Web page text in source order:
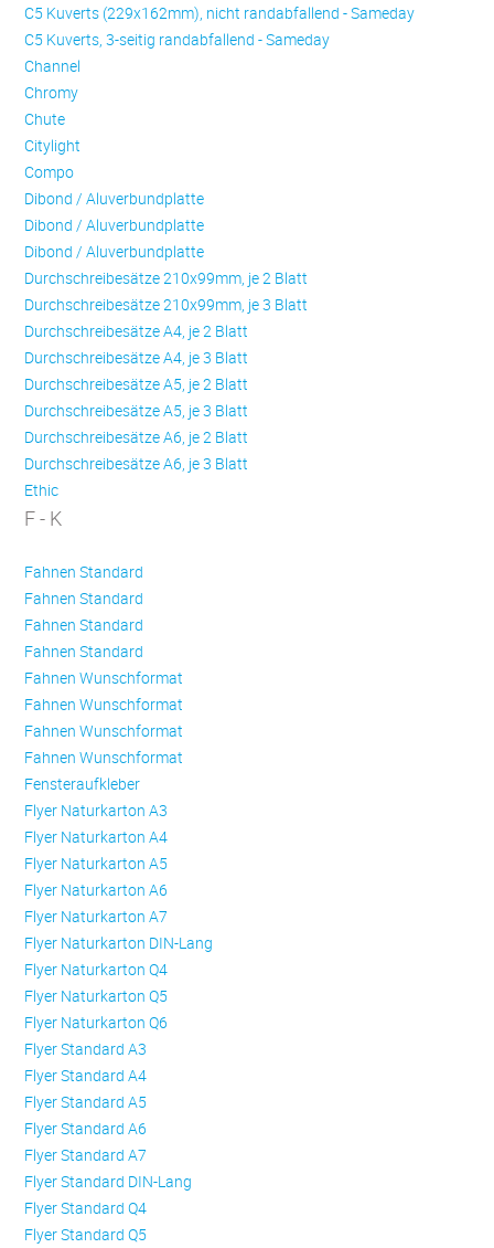
C5 Kuverts (229x162mm), nicht randabfallend - Sameday
C5 Kuverts, 3-seitig randabfallend - Sameday
Channel
Chromy
Chute
Citylight
Compo
Dibond / Aluverbundplatte
Dibond / Aluverbundplatte
Dibond / Aluverbundplatte
Durchschreibesätze 210x99mm, je 2 Blatt
Durchschreibesätze 210x99mm, je 3 Blatt
Durchschreibesätze A4, je 2 Blatt
Durchschreibesätze A4, je 3 Blatt
Durchschreibesätze A5, je 2 Blatt
Durchschreibesätze A5, je 3 Blatt
Durchschreibesätze A6, je 2 Blatt
Durchschreibesätze A6, je 3 Blatt
Ethic
F - K
Fahnen Standard
Fahnen Standard
Fahnen Standard
Fahnen Standard
Fahnen Wunschformat
Fahnen Wunschformat
Fahnen Wunschformat
Fahnen Wunschformat
Fensteraufkleber
Flyer Naturkarton A3
Flyer Naturkarton A4
Flyer Naturkarton A5
Flyer Naturkarton A6
Flyer Naturkarton A7
Flyer Naturkarton DIN-Lang
Flyer Naturkarton Q4
Flyer Naturkarton Q5
Flyer Naturkarton Q6
Flyer Standard A3
Flyer Standard A4
Flyer Standard A5
Flyer Standard A6
Flyer Standard A7
Flyer Standard DIN-Lang
Flyer Standard Q4
Flyer Standard Q5